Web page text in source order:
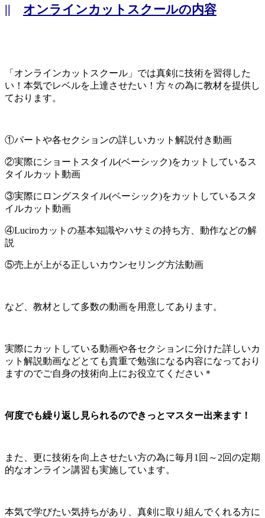
|| オンラインカットスクールの内容
「オンラインカットスクール」では真剣に技術を習得した
い！本気でレベルを上達させたい！方々の為に教材を提供し
ております。
①パートや各セクションの詳しいカット解説付き動画
②実際にショートスタイル(ベーシック)をカットしているス
タイルカット動画
③実際にロングスタイル(ベーシック)をカットしているスタ
イルカット動画
④Luciroカットの基本知識やハサミの持ち方、動作などの解
説
⑤売上が上がる正しいカウンセリング方法動画
など、教材として多数の動画を用意してあります。
実際にカットしている動画や各セクションに分けた詳しいカ
ット解説動画などとても貴重で勉強になる内容になっており
ますのでご自身の技術向上にお役立てください＊
何度でも繰り返し見られるのできっとマスター出来ます！
また、更に技術を向上させたい方の為に毎月1回～2回の定期
的なオンライン講習も実施しています。
本気で学びたい気持ちがあり、真剣に取り組んでくれる方に